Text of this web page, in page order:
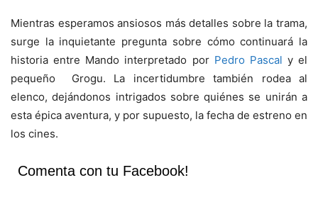
Mientras esperamos ansiosos más detalles sobre la trama,
surge la inquietante pregunta sobre cómo continuará la
historia entre Mando interpretado por Pedro Pascal y el
pequeño Grogu. La incertidumbre también rodea al
elenco, dejándonos intrigados sobre quiénes se unirán a
esta épica aventura, y por supuesto, la fecha de estreno en
los cines.
Comenta con tu Facebook!